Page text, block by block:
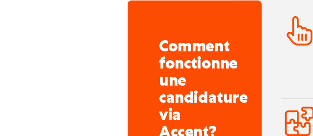
Comment
fonctionne
une
candidature
via
Accent?